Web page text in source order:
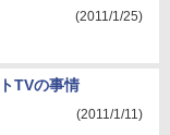
(2011/1/25)
TVの事情
(2011/1/11)